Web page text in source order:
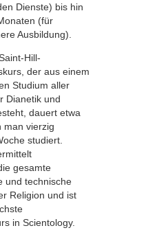
Dienste) bis hin
(für
Ausbildung).
Hill-
der aus einem
Studium aller
Dianetik und
dauert etwa
man vierzig
studiert.
gesamte
und technische
Religion und ist
in Scientology.